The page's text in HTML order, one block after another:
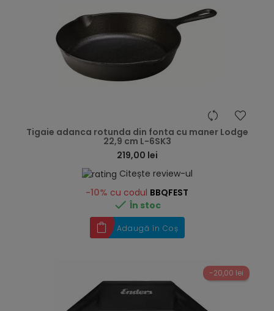
Tigaie adanca rotunda din fonta cu maner Lodge
22,9 cm L-6SK3
219,00 lei
Citește review-ul
-10% cu codul BBQFEST
 În stoc
Adaugă în Coș
-20,00 lei